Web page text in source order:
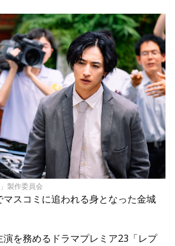
製作委員会
スコミに追われる身となった金城
演を務めるドラマプレミア23「レプ